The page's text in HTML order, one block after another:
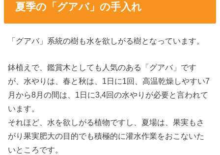
夏季の「グアバ」の手入れ
「グアバ」系統の樹も水を欲しがる樹となっています。
鉢植えで、鑑賞木としても人気のある「グアバ」です
が、水やりは、春と秋は、1日に1回、高温乾燥しやすい7
月から8月の間は、1日に3,4回の水やりが必要と言われて
います。
それほど、水を欲しがる植物ですし、夏場は、果実もさ
がり果実肥大の目的でも積極的に灌水作業をおこないた
いところです。